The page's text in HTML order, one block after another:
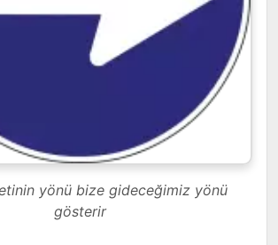
yönü bize gideceğimiz yönü
gösterir